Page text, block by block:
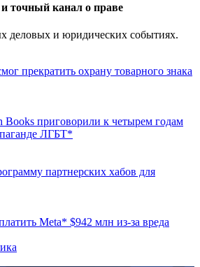
точный канал о праве
деловых и юридических событиях.
прекратить охрану товарного знака
Books приговорили к четырем годам
ЛГБТ*
партнерских хабов для
Meta* $942 млн из-за вреда